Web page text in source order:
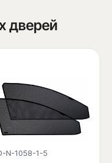
дверей
N-1058-1-5